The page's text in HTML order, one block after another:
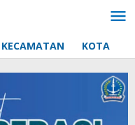
KECAMATAN KOTA